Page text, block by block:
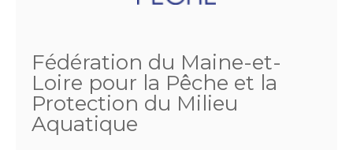
Fédération du Maine-et-
Loire pour la Pêche et la
Protection du Milieu
Aquatique